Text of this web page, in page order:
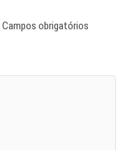
Campos obrigatórios